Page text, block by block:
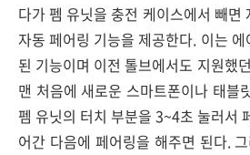
다가 펨 유닛을 충전 케이스에서 빼면
자동 페어링 기능을 제공한다. 이는
된 기능이며 이전 톨브에서도 지원했
맨 처음에 새로운 스마트폰이나 태블
펨 유닛의 터치 부분을 3~4초 눌러서
어간 다음에 페어링을 해주면 된다.